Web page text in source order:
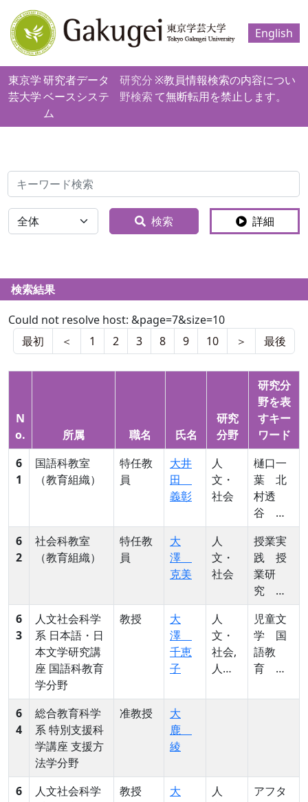
English
東京学
芸大学
研究者データ
ベースシステ
ム
研究分
野検索
※教員情報検索の内容につい
て無断転用を禁止します。
検索
全体 検索 詳細
検索結果
Could not resolve host: &page=7&size=10
最初
＜ 1 2 3 8 9 10 ＞ 最後
N
o.
所属 職名 氏名
研究
分野
研究分
野を表
すキー
ワード
6
1
国語科教室
（教育組織）
特任教
員
大井
田
義彰
人
文・
社会
樋口一
葉 北
村透
谷 島
崎藤
村 田
山花
袋 松
本清張
6
2
社会科教室
（教育組織）
特任教
員
大
澤
克美
人
文・
社会
授業実
践 授
業研
究 評
価 市
民性
多様
性 金
融経済
6
3
人文社会科学
系 日本語・日
本文学研究講
座 国語科教育
学分野
教授
大
澤
千恵
子
人
文・
社会,
人
社会
児童文
学 国
語教
育 死
6
4
総合教育科学
系 特別支援科
学講座 支援方
法学分野
准教授
大
鹿
綾
6
人文社会科学
教授
大
人
アフタ